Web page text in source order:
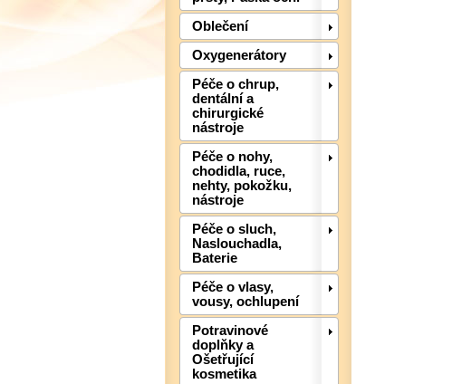
Oblečení
Oxygenerátory
Péče o chrup,
dentální a
chirurgické
nástroje
Péče o nohy,
chodidla, ruce,
nehty, pokožku,
nástroje
Péče o sluch,
Naslouchadla,
Baterie
Péče o vlasy,
vousy, ochlupení
Potravinové
doplňky a
Ošetřující
kosmetika